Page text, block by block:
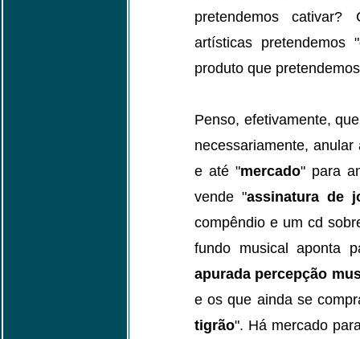
pretendemos
artísticas pretendemos "
produto que
Penso, efetivamente,
necessariamente,
e até "mercado" para
vende "assinatura de
compêndio e um cd
fundo musical aponta
apurada percepção
e os que ainda se
tigrão". Há mercado